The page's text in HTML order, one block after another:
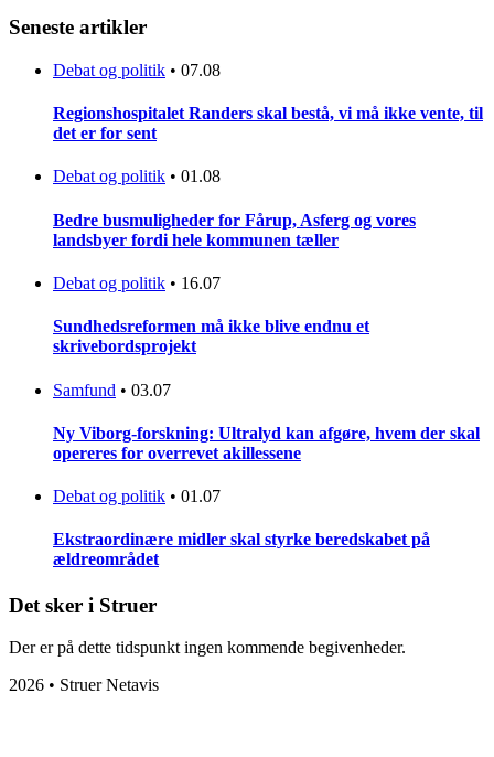
Seneste artikler
Debat og politik • 07.08
Regionshospitalet Randers skal bestå, vi må ikke vente, til
det er for sent
Debat og politik • 01.08
Bedre busmuligheder for Fårup, Asferg og vores
landsbyer fordi hele kommunen tæller
Debat og politik • 16.07
Sundhedsreformen må ikke blive endnu et
skrivebordsprojekt
Samfund • 03.07
Ny Viborg-forskning: Ultralyd kan afgøre, hvem der skal
opereres for overrevet akillessene
Debat og politik • 01.07
Ekstraordinære midler skal styrke beredskabet på
ældreområdet
Det sker i Struer
Der er på dette tidspunkt ingen kommende begivenheder.
2026 • Struer Netavis